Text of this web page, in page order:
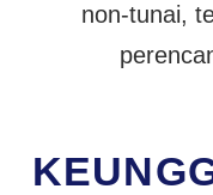
non-tunai,